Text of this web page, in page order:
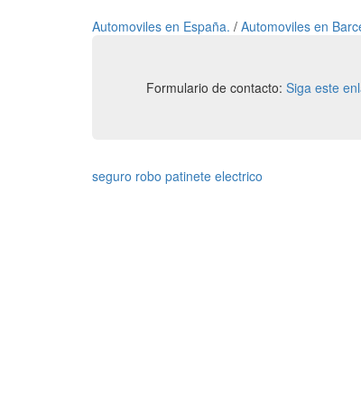
Automoviles en España. / Automoviles en
Formulario de contacto: Siga este
seguro robo patinete electrico